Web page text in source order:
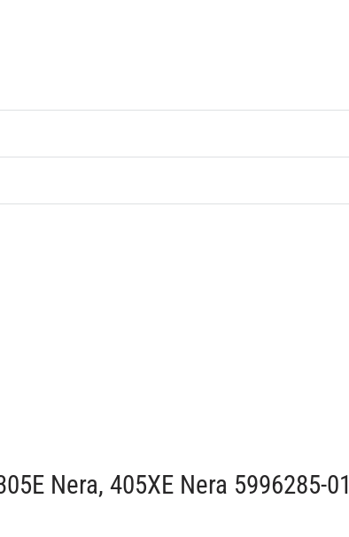
Nera, 405XE Nera 5996285-01